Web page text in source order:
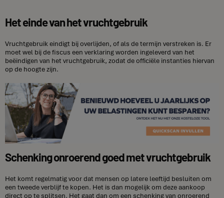
Het einde van het vruchtgebruik
Vruchtgebruik eindigt bij overlijden, of als de termijn verstreken is. Er
moet wel bij de fiscus een verklaring worden ingeleverd van het
beëindigen van het vruchtgebruik, zodat de officiële instanties hiervan
op de hoogte zijn.
Schenking onroerend goed met vruchtgebruik
Het komt regelmatig voor dat mensen op latere leeftijd besluiten om
een tweede verblijf te kopen. Het is dan mogelijk om deze aankoop
direct op te splitsen. Het gaat dan om een schenking van onroerend